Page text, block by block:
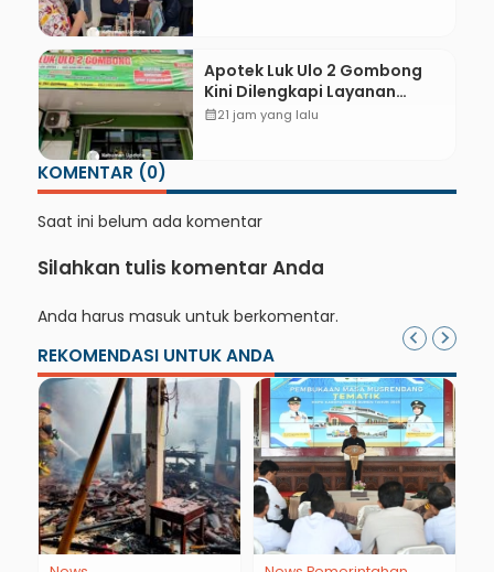
Apotek Luk Ulo 2 Gombong
Kini Dilengkapi Layanan
Dokter Spesialis Anak
calendar_month21 jam yang lalu
KOMENTAR (0)
Saat ini belum ada komentar
Silahkan tulis komentar Anda
Anda harus masuk untuk berkomentar.
REKOMENDASI UNTUK ANDA